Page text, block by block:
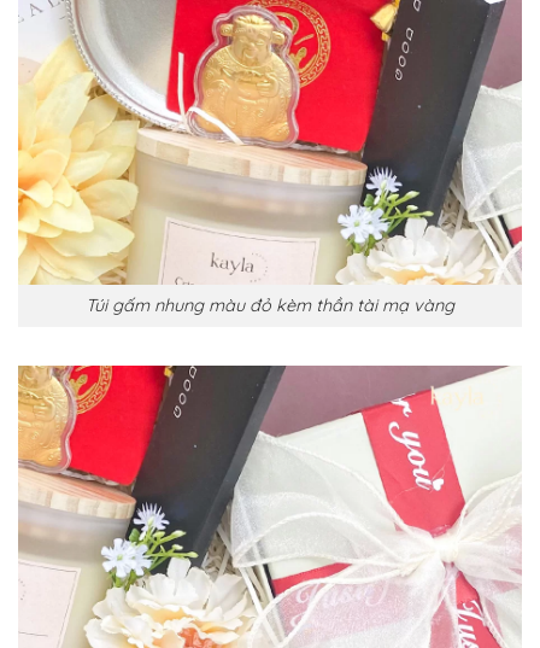
Túi gấm nhung màu đỏ kèm thần tài mạ vàng